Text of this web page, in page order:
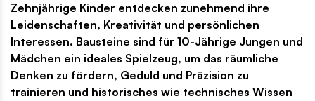
Zehnjährige Kinder entdecken zunehmend ihre
Leidenschaften, Kreativität und persönlichen
Interessen. Bausteine sind für 10-Jährige Jungen und
Mädchen ein ideales Spielzeug, um das räumliche
Denken zu fördern, Geduld und Präzision zu
trainieren und historisches wie technisches Wissen